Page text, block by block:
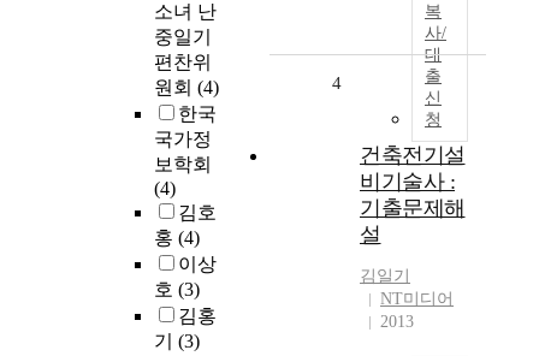
소녀 난
중일기
편찬위
원회 (4)
한국
국가정
보학회
(4)
김호
홍 (4)
이상
호 (3)
김홍
기 (3)
복
사/
대
출
신
청
4
건축전기설
비기술사 :
기출문제해
설
김일기
NT미디어
2013